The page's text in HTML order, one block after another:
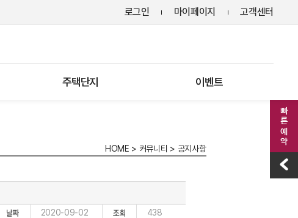
로그인 마이페이지 고객센터
주택단지 이벤트
빠른 예약
HOME > 커뮤니티 > 공지사항
2020-09-02
438